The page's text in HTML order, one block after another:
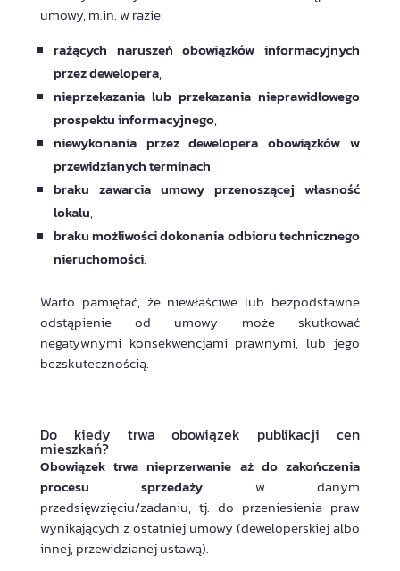
umowy, m.in. w razie:
rażących naruszeń obowiązków informacyjnych
przez dewelopera,
nieprzekazania lub przekazania nieprawidłowego
prospektu informacyjnego,
niewykonania przez dewelopera obowiązków w
przewidzianych terminach,
braku zawarcia umowy przenoszącej własność
lokalu,
braku możliwości dokonania odbioru technicznego
nieruchomości.
Warto pamiętać, że niewłaściwe lub bezpodstawne
odstąpienie od umowy może skutkować
negatywnymi konsekwencjami prawnymi, lub jego
bezskutecznością.
Do kiedy trwa obowiązek publikacji cen
mieszkań?
Obowiązek trwa nieprzerwanie aż do zakończenia
procesu sprzedaży w danym
przedsięwzięciu/zadaniu, tj. do przeniesienia praw
wynikających z ostatniej umowy (deweloperskiej albo
innej, przewidzianej ustawą).